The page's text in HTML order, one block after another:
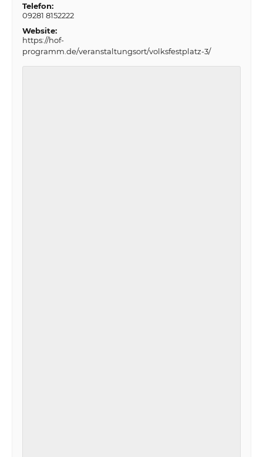
Telefon:
09281 8152222
Website:
https://hof-
programm.de/veranstaltungsort/volksfestplatz-3/